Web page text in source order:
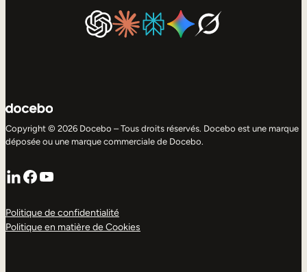
Copyright © 2026 Docebo – Tous droits réservés. Docebo est une marque
déposée ou une marque commerciale de Docebo.
LinkedIn
Facebook
YouTube
Politique de confidentialité
Politique en matière de Cookies